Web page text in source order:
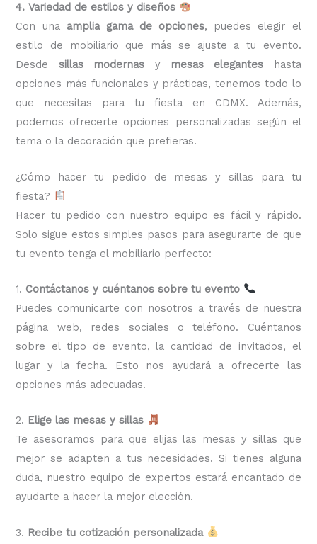
4. Variedad de estilos y diseños
Con una amplia gama de opciones, puedes elegir el
estilo de mobiliario que más se ajuste a tu evento.
Desde sillas modernas y mesas elegantes hasta
opciones más funcionales y prácticas, tenemos todo lo
que necesitas para tu fiesta en CDMX. Además,
podemos ofrecerte opciones personalizadas según el
tema o la decoración que prefieras.
¿Cómo hacer tu pedido de mesas y sillas para tu
fiesta?
Hacer tu pedido con nuestro equipo es fácil y rápido.
Solo sigue estos simples pasos para asegurarte de que
tu evento tenga el mobiliario perfecto:
1. Contáctanos y cuéntanos sobre tu evento
Puedes comunicarte con nosotros a través de nuestra
página web, redes sociales o teléfono. Cuéntanos
sobre el tipo de evento, la cantidad de invitados, el
lugar y la fecha. Esto nos ayudará a ofrecerte las
opciones más adecuadas.
2. Elige las mesas y sillas
Te asesoramos para que elijas las mesas y sillas que
mejor se adapten a tus necesidades. Si tienes alguna
duda, nuestro equipo de expertos estará encantado de
ayudarte a hacer la mejor elección.
3. Recibe tu cotización personalizada